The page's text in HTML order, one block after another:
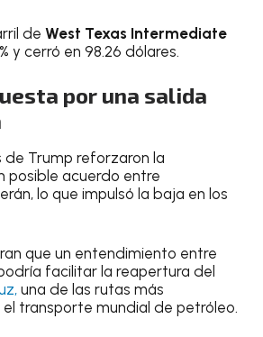
deWest Texas Intermediate
y cerró en 98.26 dólares.
por una salida
de Trump reforzaron la
posible acuerdo entre
lo que impulsó la baja en los
que un entendimiento entre
facilitar la reapertura del
una de las rutas más
transporte mundial de petróleo.